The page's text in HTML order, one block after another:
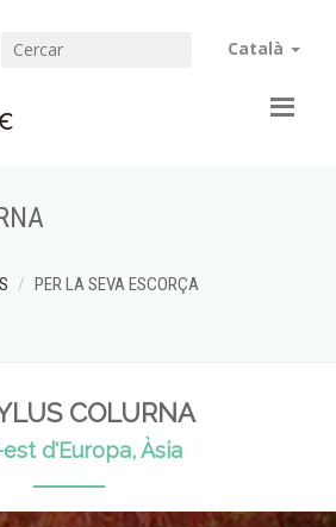
Català
PER LA SEVA ESCORÇA
COLURNA
d'Europa, Àsia